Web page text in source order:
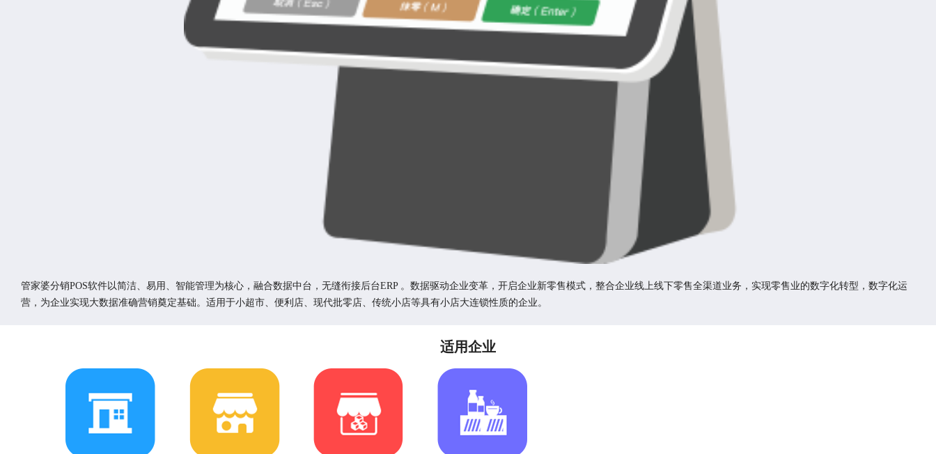
管家婆分销POS软件以简洁、易用、智能管理为核心，融合数据中台，无缝衔接后台ERP 。数据驱动企业变革，开启企业新零售模式，整合企业线上线下零售全渠道业务，实现零售业的数字化转型，数字化运
营，为企业实现大数据准确营销奠定基础。适用于小超市、便利店、现代批零店、传统小店等具有小店大连锁性质的企业。
适用企业